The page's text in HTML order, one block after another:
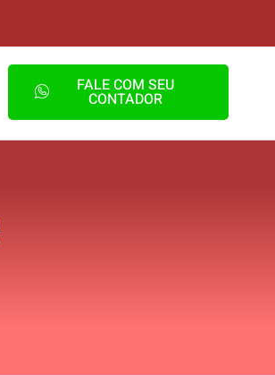
FALE COM SEU
CONTADOR